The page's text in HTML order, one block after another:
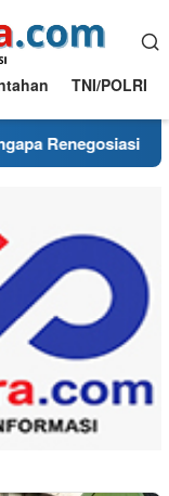
TNI/POLRI
Renegosiasi Harus